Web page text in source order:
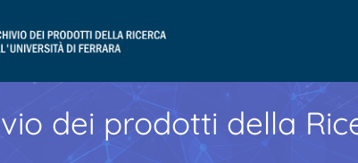
dei prodotti della